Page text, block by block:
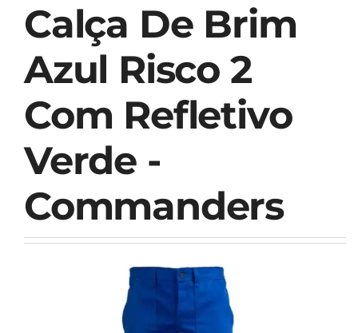
Calça De Brim
Azul Risco 2
Com Refletivo
Verde -
Commanders